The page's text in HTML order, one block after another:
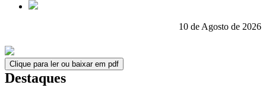
10 de Agosto de 2026
Clique para ler ou baixar em pdf
Destaques